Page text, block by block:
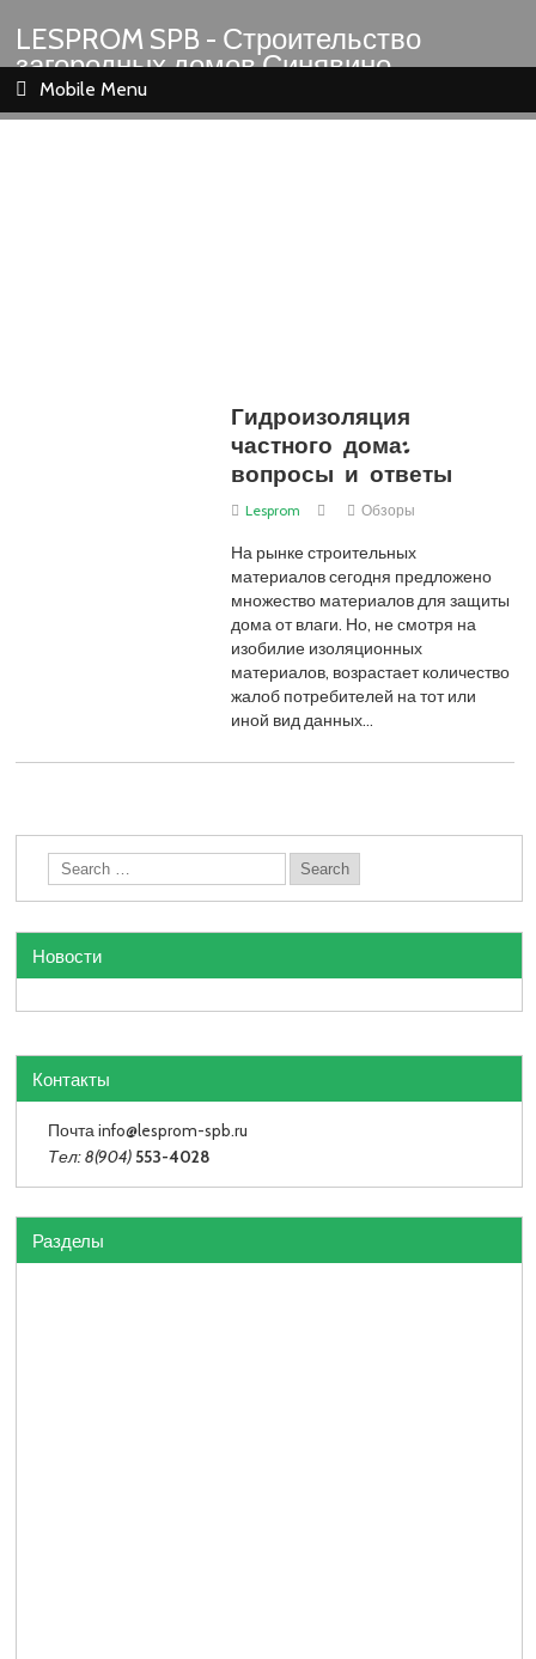
LESPROM SPB - Строительство
загородных домов Синявино
Шлиссельбург Кировск Назия
Mobile Menu
Гидроизоляция
частного дома:
вопросы и ответы
Lesprom Обзоры
На рынке строительных
материалов сегодня предложено
множество материалов для защиты
дома от влаги. Но, не смотря на
изобилие изоляционных
материалов, возрастает количество
жалоб потребителей на тот или
иной вид данных…
Новости
Контакты
Почта info@lesprom-spb.ru
Тел: 8(904) 553-4028
Разделы